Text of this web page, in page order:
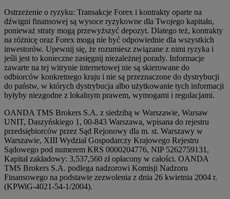
Ostrzeżenie o ryzyku: Transakcje Forex i kontrakty oparte na
dźwigni finansowej są wysoce ryzykowne dla Twojego kapitału,
ponieważ straty mogą przewyższyć depozyt. Dlatego też, kontrakty
na różnicę oraz Forex mogą nie być odpowiednie dla wszystkich
inwestorów. Upewnij się, że rozumiesz związane z nimi ryzyka i
jeśli jest to konieczne zasięgnij niezależnej porady. Informacje
zawarte na tej witrynie internetowej nie są skierowane do
odbiorców konkretnego kraju i nie są przeznaczone do dystrybucji
do państw, w których dystrybucja albo użytkowanie tych informacji
byłyby niezgodne z lokalnym prawem, wymogami i regulacjami.
OANDA TMS Brokers S.A. z siedzibą w Warszawie, Warsaw
UNIT, Daszyńskiego 1, 00-843 Warszawa, wpisana do rejestru
przedsiębiorców przez Sąd Rejonowy dla m. st. Warszawy w
Warszawie, XIII Wydział Gospodarczy Krajowego Rejestru
Sądowego pod numerem KRS 0000204776, NIP 5262759131,
Kapitał zakładowy: 3,537,560 zł opłacony w całości. OANDA
TMS Brokers S.A. podlega nadzorowi Komisji Nadzoru
Finansowego na podstawie zezwolenia z dnia 26 kwietnia 2004 r.
(KPWiG-4021-54-1/2004).